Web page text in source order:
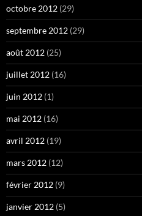
octobre 2012 (29)
septembre 2012 (29)
août 2012 (25)
juillet 2012 (16)
juin 2012 (1)
mai 2012 (16)
avril 2012 (19)
mars 2012 (12)
février 2012 (9)
janvier 2012 (5)